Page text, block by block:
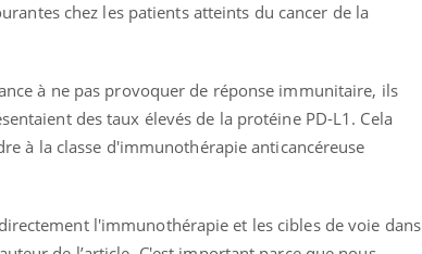
chez les patients atteints du cancer de la
à ne pas provoquer de réponse immunitaire, ils
des taux élevés de la protéine PD-L1. Cela
à la classe d'immunothérapie anticancéreuse
l'immunothérapie et les cibles de voie dans